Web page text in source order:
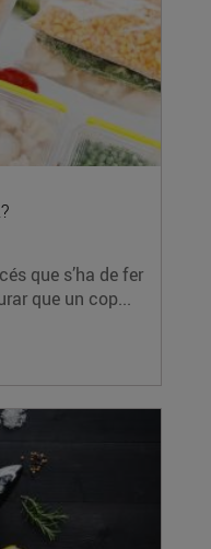
que s’ha de fer
que un cop...